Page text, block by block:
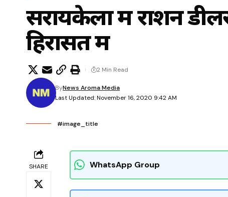
सरायकेला में राशन
हिरासत में
Last Updated: November 16, 2020 9:42 AM
ByNews Aroma Media
2 Min Read
#image_title
SHARE WhatsApp Group